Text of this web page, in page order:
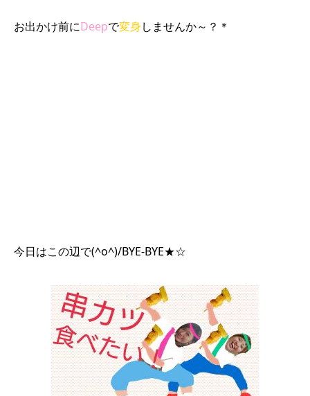
お出かけ前にDeepで変身しませんか～？＊
今日はこの辺で(^o^)/BYE-BYE★☆